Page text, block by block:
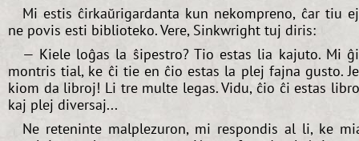
Mi estis ĉirkaŭrigardanta kun nekompreno, ĉar tiu
ne povis esti biblioteko. Vere, Sinkwright tuj diris:
— Kiele loĝas la ŝipestro? Tio estas lia kajuto. Mi
montris tial, ke ĉi tie en ĉio estas la plej fajna gusto.
kiom da libroj! Li tre multe legas. Vidu, ĉio ĉi estas
kaj plej diversaj...
Ne reteninte malplezuron, mi respondis al li, ke